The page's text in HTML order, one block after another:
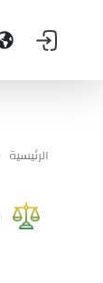
الرئيسية